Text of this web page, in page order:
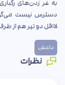
به غر زدن‌های
دسترس نیست
لااقل دو تیر هم از
داعش
نظرات